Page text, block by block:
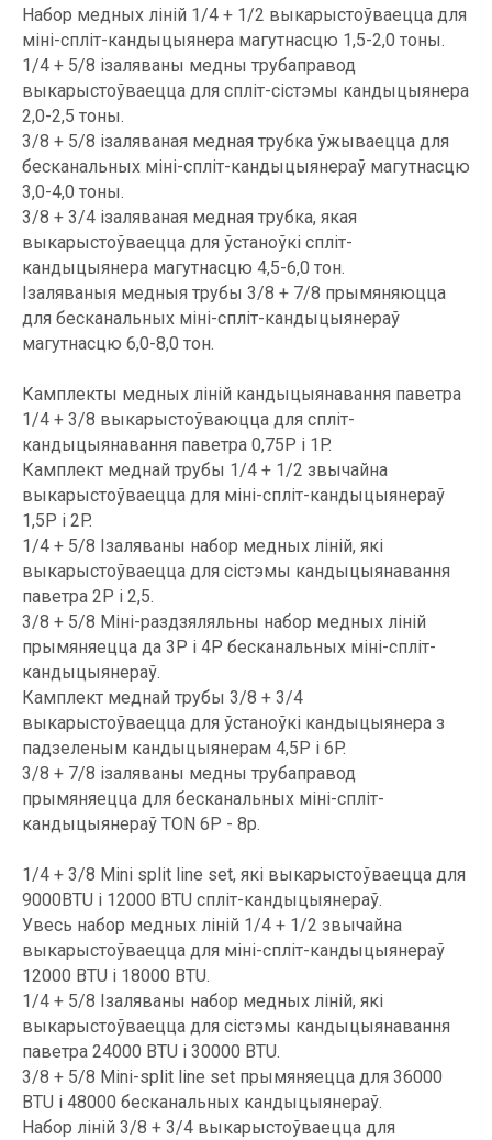
Набор медных ліній 1/4 + 1/2 выкарыстоўваецца для
міні-спліт-кандыцыянера магутнасцю 1,5-2,0 тоны.
1/4 + 5/8 ізаляваны медны трубаправод
выкарыстоўваецца для спліт-сістэмы кандыцыянера
2,0-2,5 тоны.
3/8 + 5/8 ізаляваная медная трубка ўжываецца для
бесканальных міні-спліт-кандыцыянераў магутнасцю
3,0-4,0 тоны.
3/8 + 3/4 ізаляваная медная трубка, якая
выкарыстоўваецца для ўстаноўкі спліт-
кандыцыянера магутнасцю 4,5-6,0 тон.
Ізаляваныя медныя трубы 3/8 + 7/8 прымяняюцца
для бесканальных міні-спліт-кандыцыянераў
магутнасцю 6,0-8,0 тон.
Камплекты медных ліній кандыцыянавання паветра
1/4 + 3/8 выкарыстоўваюцца для спліт-
кандыцыянавання паветра 0,75P і 1P.
Камплект меднай трубы 1/4 + 1/2 звычайна
выкарыстоўваецца для міні-спліт-кандыцыянераў
1,5P і 2P.
1/4 + 5/8 Ізаляваны набор медных ліній, які
выкарыстоўваецца для сістэмы кандыцыянавання
паветра 2P і 2,5.
3/8 + 5/8 Міні-раздзяляльны набор медных ліній
прымяняецца да 3P і 4P бесканальных міні-спліт-
кандыцыянераў.
Камплект меднай трубы 3/8 + 3/4
выкарыстоўваецца для ўстаноўкі кандыцыянера з
падзеленым кандыцыянерам 4,5P і 6P.
3/8 + 7/8 ізаляваны медны трубаправод
прымяняецца для бесканальных міні-спліт-
кандыцыянераў TON 6P - 8p.
1/4 + 3/8 Mini split line set, які выкарыстоўваецца для
9000BTU і 12000 BTU спліт-кандыцыянераў.
Увесь набор медных ліній 1/4 + 1/2 звычайна
выкарыстоўваецца для міні-спліт-кандыцыянераў
12000 BTU і 18000 BTU.
1/4 + 5/8 Ізаляваны набор медных ліній, які
выкарыстоўваецца для сістэмы кандыцыянавання
паветра 24000 BTU і 30000 BTU.
3/8 + 5/8 Mini-split line set прымяняецца для 36000
BTU і 48000 бесканальных кандыцыянераў.
Набор ліній 3/8 + 3/4 выкарыстоўваецца для